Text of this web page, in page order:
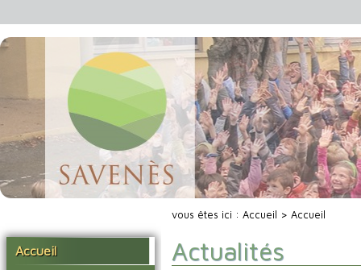
Accueil
vous êtes ici : Accueil > Accueil
Actualités